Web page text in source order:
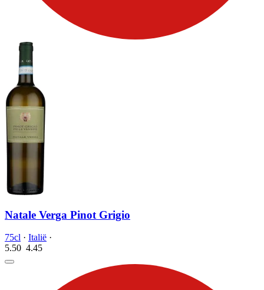
Natale Verga Pinot Grigio
75cl · Italië ·
5.50 4.45